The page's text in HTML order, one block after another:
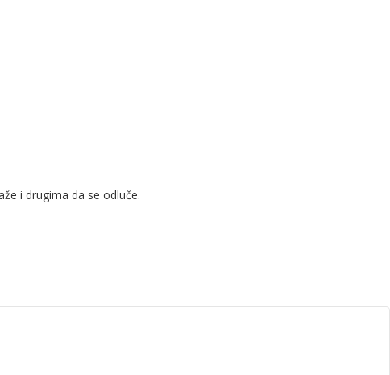
i drugima da se odluče.